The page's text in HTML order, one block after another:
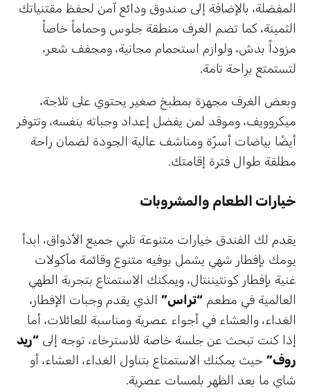
المفضلة، بالإضافة إلى صندوق ودائع آمن لحفظ مقتنياتك
الثمينة، كما تضم الغرف منطقة جلوس وحماماً خاصاً
مزوداً بدش، ولوازم استحمام مجانية، ومجفف شعر،
لتستمتع براحة تامة.
وبعض الغرف مجهزة بمطبخ صغير يحتوي على ثلاجة،
ميكروويف، وموقد لمن يفضل إعداد وجباته بنفسه، وتتوفر
أيضًا بياضات أسرّة ومناشف عالية الجودة لضمان راحة
مطلقة طوال فترة إقامتك.
خيارات الطعام والمشروبات
يقدم لك الفندق خيارات متنوعة تلبي جميع الأذواق، ابدأ
يومك بإفطار شهي يشمل بوفيه متنوع وقائمة مأكولات
غنية بإفطار كونتيننتال، ويمكنك الاستمتاع بتجربة الطهي
العالمية في مطعم “تراس” الذي يقدم وجبات الإفطار،
الغداء، والعشاء في أجواء عصرية ومناسبة للعائلات، أما
إذا كنت تبحث عن جلسة خاصة للاسترخاء، توجه إلى “ريد
روف” حيث يمكنك الاستمتاع بتناول الغداء، العشاء، أو
شاي ما بعد الظهر بلمسات عصرية.